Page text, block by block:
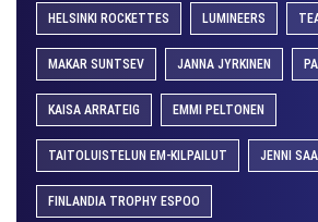
HELSINKI ROCKETTES LUMINEERS
MAKAR SUNTSEV JANNA JYRKINEN
KAISA ARRATEIG EMMI PELTONEN
TAITOLUISTELUN EM-KILPAILUT JENNI
FINLANDIA TROPHY ESPOO